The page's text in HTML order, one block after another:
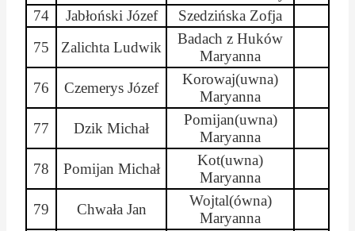
74
Jabłoński Józef Szedzińska Zofja
75
Zalichta Ludwik
Badach z Huków
Maryanna
76
Czemerys Józef
Korowaj(uwna)
Maryanna
77
Dzik Michał
Pomijan(uwna)
Maryanna
78
Pomijan Michał
Kot(uwna)
Maryanna
79
Chwała Jan
Wojtal(ówna)
Maryanna